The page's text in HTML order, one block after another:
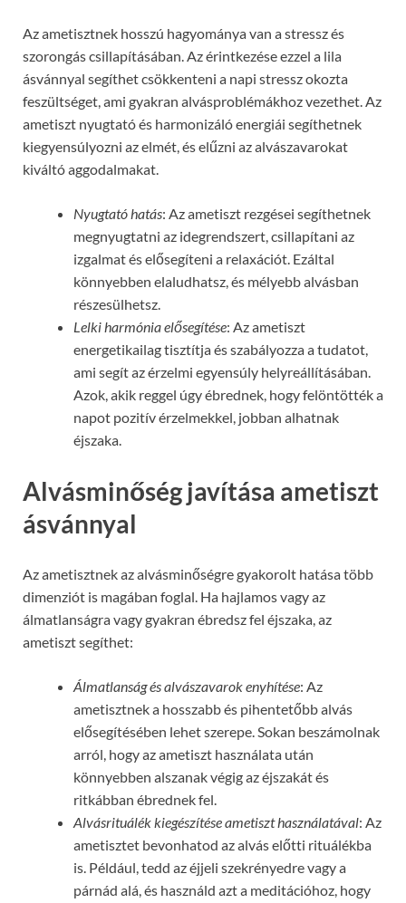
Az ametisztnek hosszú hagyománya van a stressz és
szorongás csillapításában. Az érintkezése ezzel a lila
ásvánnyal segíthet csökkenteni a napi stressz okozta
feszültséget, ami gyakran alvásproblémákhoz vezethet. Az
ametiszt nyugtató és harmonizáló energiái segíthetnek
kiegyensúlyozni az elmét, és elűzni az alvászavarokat
kiváltó aggodalmakat.
Nyugtató hatás: Az ametiszt rezgései segíthetnek
megnyugtatni az idegrendszert, csillapítani az
izgalmat és elősegíteni a relaxációt. Ezáltal
könnyebben elaludhatsz, és mélyebb alvásban
részesülhetsz.
Lelki harmónia elősegítése: Az ametiszt
energetikailag tisztítja és szabályozza a tudatot,
ami segít az érzelmi egyensúly helyreállításában.
Azok, akik reggel úgy ébrednek, hogy felöntötték a
napot pozitív érzelmekkel, jobban alhatnak
éjszaka.
Alvásminőség javítása ametiszt
ásvánnyal
Az ametisztnek az alvásminőségre gyakorolt hatása több
dimenziót is magában foglal. Ha hajlamos vagy az
álmatlanságra vagy gyakran ébredsz fel éjszaka, az
ametiszt segíthet:
Álmatlanság és alvászavarok enyhítése: Az
ametisztnek a hosszabb és pihentetőbb alvás
elősegítésében lehet szerepe. Sokan beszámolnak
arról, hogy az ametiszt használata után
könnyebben alszanak végig az éjszakát és
ritkábban ébrednek fel.
Alvásrituálék kiegészítése ametiszt használatával: Az
ametisztet bevonhatod az alvás előtti rituálékba
is. Például, tedd az éjjeli szekrényedre vagy a
párnád alá, és használd azt a meditációhoz, hogy